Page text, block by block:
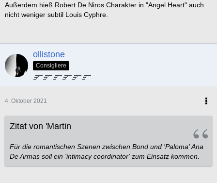
Außerdem hieß Robert De Niros Charakter in "Angel Heart" auch
nicht weniger subtil Louis Cyphre.
ollistone
Consigliere
4. Oktober 2021
Zitat von 'Martin
Für die romantischen Szenen zwischen Bond und 'Paloma' Ana
De Armas soll ein 'intimacy coordinator' zum Einsatz kommen.